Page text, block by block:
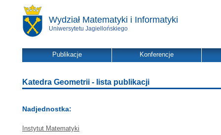
Wydział Matematyki i Informatyki
Uniwersytetu Jagiellońskiego
Publikacje Konferencje
Katedra Geometrii - lista publikacji
Nadjednostka:
Instytut Matematyki